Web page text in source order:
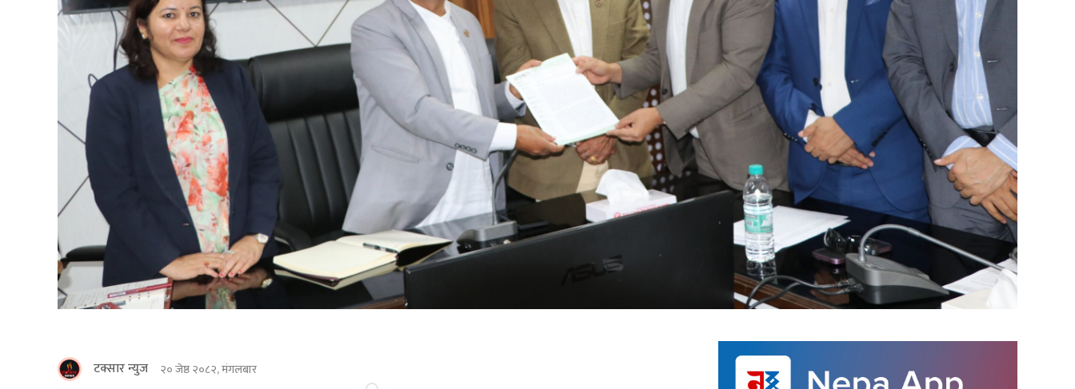
टक्सार न्युज २० जेष्ठ २०८२, मंगलबार